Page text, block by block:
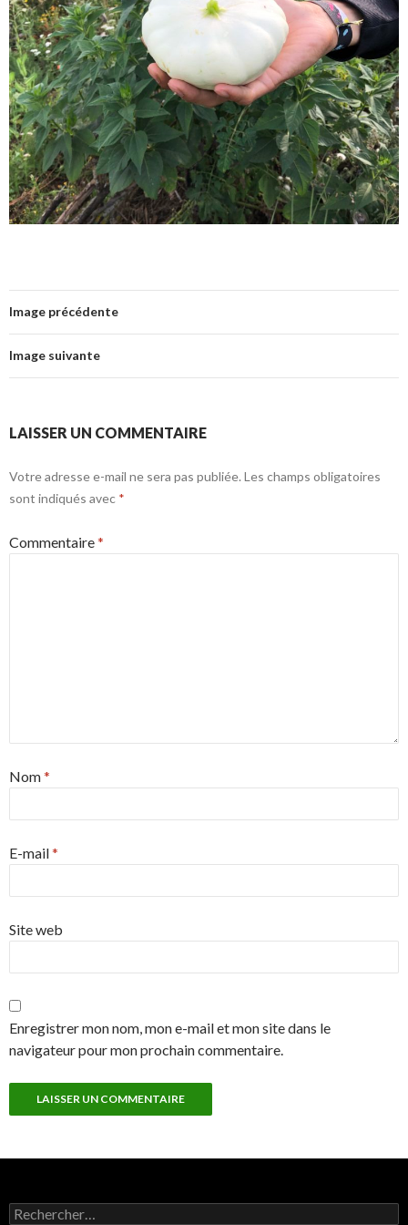
Image précédente
Image suivante
LAISSER UN COMMENTAIRE
Votre adresse e-mail ne sera pas publiée. Les champs obligatoires
sont indiqués avec *
Commentaire*
Nom*
E-mail*
Site web
Enregistrer mon nom, mon e-mail et mon site dans le
navigateur pour mon prochain commentaire.
Rechercher :